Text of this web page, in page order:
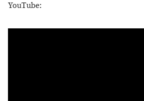
YouTube: